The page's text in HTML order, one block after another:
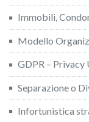
Immobili,
Modello
GDPR – Privacy
Separazione o
Infortunistica